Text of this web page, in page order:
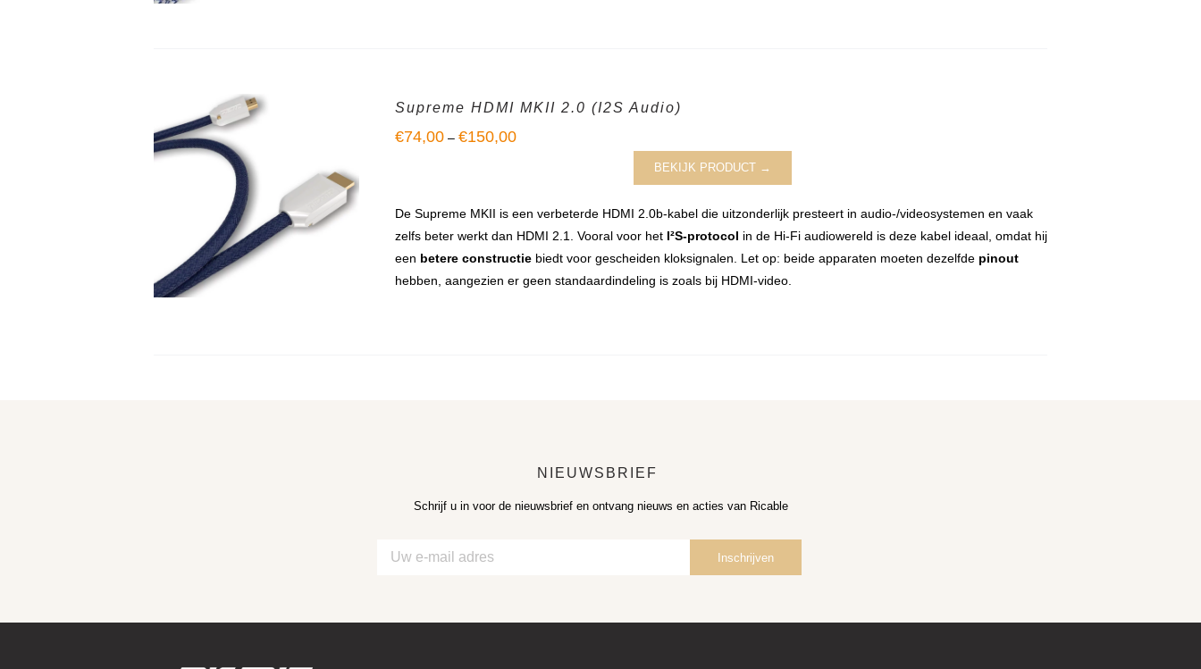
Supreme HDMI MKII 2.0 (I2S Audio)
€74,00 – €150,00
BEKIJK PRODUCT →
De Supreme MKII is een verbeterde HDMI 2.0b-kabel die uitzonderlijk presteert in audio-/videosystemen en vaak
zelfs beter werkt dan HDMI 2.1. Vooral voor het I²S-protocol in de Hi-Fi audiowereld is deze kabel ideaal, omdat hij
een betere constructie biedt voor gescheiden kloksignalen. Let op: beide apparaten moeten dezelfde pinout
hebben, aangezien er geen standaardindeling is zoals bij HDMI-video.
NIEUWSBRIEF
Schrijf u in voor de nieuwsbrief en ontvang nieuws en acties van Ricable